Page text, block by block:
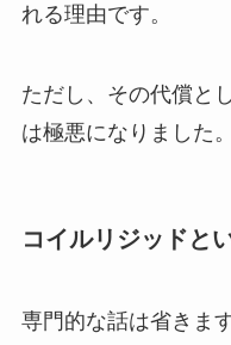
れる理由です。
ただし、その代償と
は極悪になりました。
コイルリジッドと
専門的な話は省きま